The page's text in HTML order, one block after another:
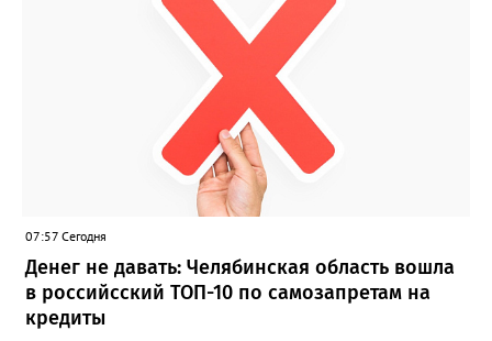
07:57 Сегодня
Денег не давать: Челябинская область вошла
в российсский ТОП-10 по самозапретам на
кредиты